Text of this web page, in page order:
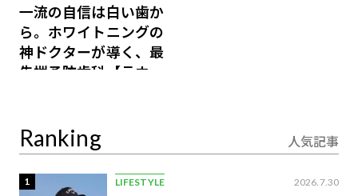
一流の自信は白い歯か
ら。ホワイトニングの
神ドクターが導く、最
先端予防歯科【ラウン
Ranking 人気記事
1 LIFESTYLE 2026.7.30